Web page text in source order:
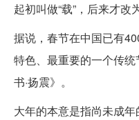
起初叫做“载”，后来才改
据说，春节在中国已有
特色、最重要的一个传
书·扬震》。
大年的本意是指尚未成年